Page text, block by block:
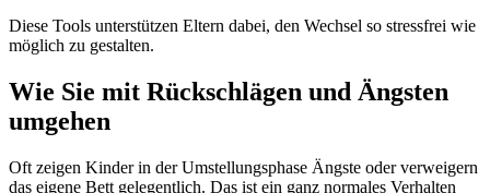
Diese Tools unterstützen Eltern dabei, den Wechsel so stressfrei wie
möglich zu gestalten.
Wie Sie mit Rückschlägen und Ängsten
umgehen
Oft zeigen Kinder in der Umstellungsphase Ängste oder verweigern
das eigene Bett gelegentlich. Das ist ein ganz normales Verhalten